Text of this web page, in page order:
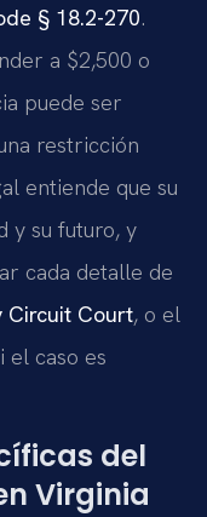
§ 18.2-270.
a $2,500 o
puede ser
restricción
entiende que su
y su futuro, y
cada detalle de
Circuit Court, o el
el caso es
del
Virginia